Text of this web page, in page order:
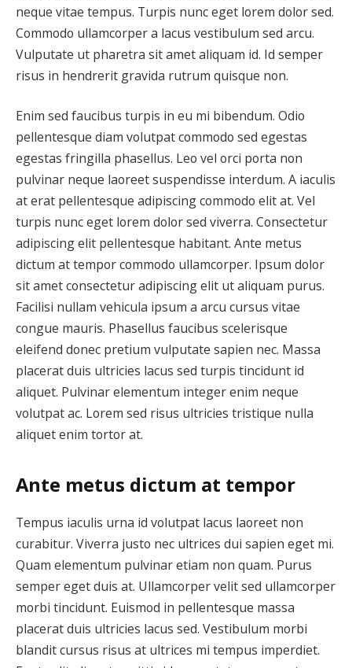
neque vitae tempus. Turpis nunc eget lorem dolor sed.
Commodo ullamcorper a lacus vestibulum sed arcu.
Vulputate ut pharetra sit amet aliquam id. Id semper
risus in hendrerit gravida rutrum quisque non.
Enim sed faucibus turpis in eu mi bibendum. Odio
pellentesque diam volutpat commodo sed egestas
egestas fringilla phasellus. Leo vel orci porta non
pulvinar neque laoreet suspendisse interdum. A iaculis
at erat pellentesque adipiscing commodo elit at. Vel
turpis nunc eget lorem dolor sed viverra. Consectetur
adipiscing elit pellentesque habitant. Ante metus
dictum at tempor commodo ullamcorper. Ipsum dolor
sit amet consectetur adipiscing elit ut aliquam purus.
Facilisi nullam vehicula ipsum a arcu cursus vitae
congue mauris. Phasellus faucibus scelerisque
eleifend donec pretium vulputate sapien nec. Massa
placerat duis ultricies lacus sed turpis tincidunt id
aliquet. Pulvinar elementum integer enim neque
volutpat ac. Lorem sed risus ultricies tristique nulla
aliquet enim tortor at.
Ante metus dictum at tempor
Tempus iaculis urna id volutpat lacus laoreet non
curabitur. Viverra justo nec ultrices dui sapien eget mi.
Quam elementum pulvinar etiam non quam. Purus
semper eget duis at. Ullamcorper velit sed ullamcorper
morbi tincidunt. Euismod in pellentesque massa
placerat duis ultricies lacus sed. Vestibulum morbi
blandit cursus risus at ultrices mi tempus imperdiet.